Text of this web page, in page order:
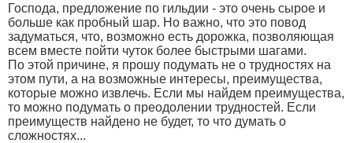
Господа, предложение по гильдии - это очень сырое и
больше как пробный шар. Но важно, что это повод
задуматься, что, возможно есть дорожка, позволяющая
всем вместе пойти чуток более быстрыми шагами.
По этой причине, я прошу подумать не о трудностях на
этом пути, а на возможные интересы, преимущества,
которые можно извлечь. Если мы найдем преимущества,
то можно подумать о преодолении трудностей. Если
преимуществ найдено не будет, то что думать о
сложностях...